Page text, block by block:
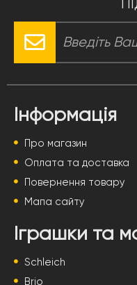
Інформація
Про магазин
Оплата та доставка
Повернення товару
Мапа сайту
Іграшки та
Schleich
Brio